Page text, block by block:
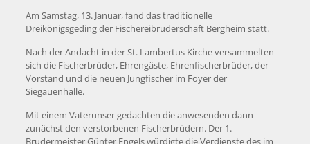
Am Samstag, 13. Januar, fand das traditionelle
Dreikönigsgeding der Fischereibruderschaft Bergheim statt.
Nach der Andacht in der St. Lambertus Kirche versammelten
sich die Fischerbrüder, Ehrengäste, Ehrenfischerbrüder, der
Vorstand und die neuen Jungfischer im Foyer der
Siegauenhalle.
Mit einem Vaterunser gedachten die anwesenden dann
zunächst den verstorbenen Fischerbrüdern. Der 1.